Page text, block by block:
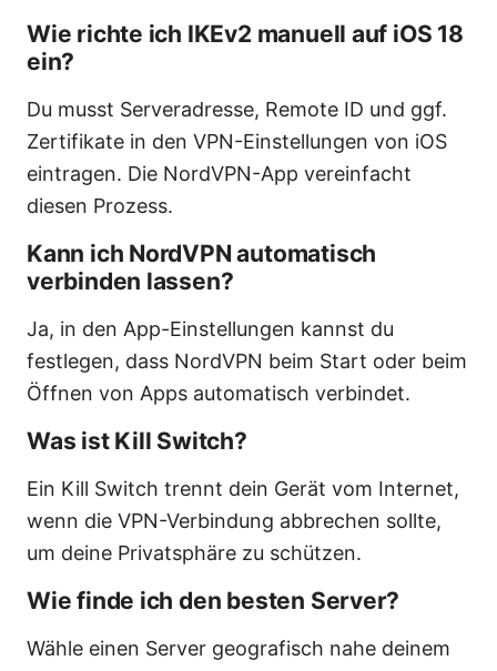
Wie richte ich IKEv2 manuell auf iOS 18
ein?
Du musst Serveradresse, Remote ID und ggf.
Zertifikate in den VPN-Einstellungen von iOS
eintragen. Die NordVPN-App vereinfacht
diesen Prozess.
Kann ich NordVPN automatisch
verbinden lassen?
Ja, in den App-Einstellungen kannst du
festlegen, dass NordVPN beim Start oder beim
Öffnen von Apps automatisch verbindet.
Was ist Kill Switch?
Ein Kill Switch trennt dein Gerät vom Internet,
wenn die VPN-Verbindung abbrechen sollte,
um deine Privatsphäre zu schützen.
Wie finde ich den besten Server?
Wähle einen Server geografisch nahe deinem